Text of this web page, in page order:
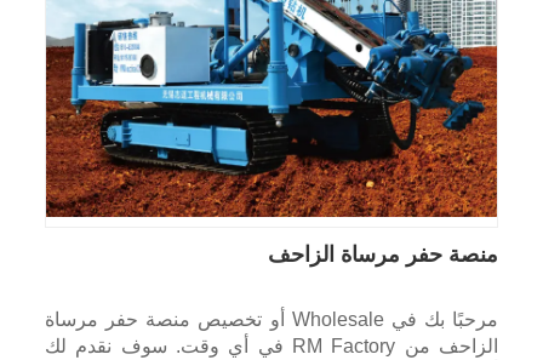
منصة حفر مرساة الزاحف
مرحبًا بك في Wholesale أو تخصيص منصة حفر مرساة
الزاحف من RM Factory في أي وقت. سوف نقدم لك